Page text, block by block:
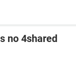
no 4shared